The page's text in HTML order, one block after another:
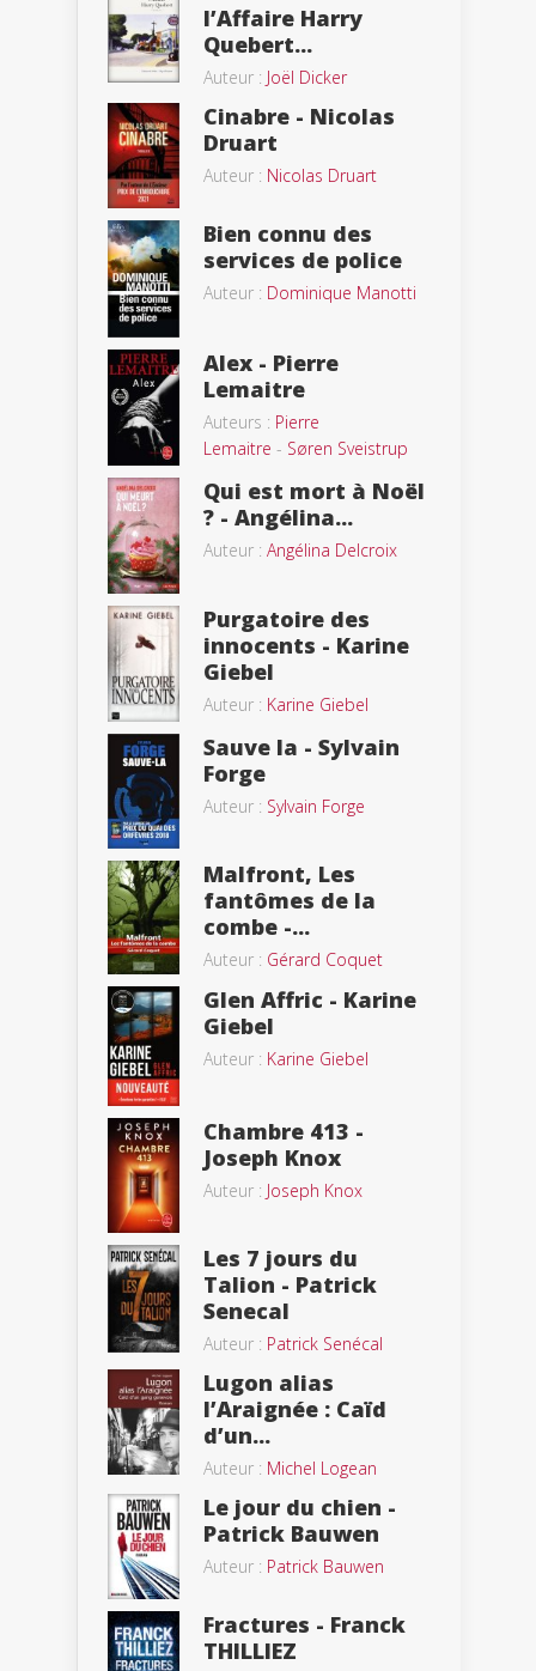
l’Affaire Harry
Quebert...
Auteur : Joël Dicker
Cinabre - Nicolas
Druart
Auteur : Nicolas Druart
Bien connu des
services de police
Auteur : Dominique Manotti
Alex - Pierre
Lemaitre
Auteurs : Pierre
Lemaitre - Søren Sveistrup
Qui est mort à Noël
? - Angélina...
Auteur : Angélina Delcroix
Purgatoire des
innocents - Karine
Giebel
Auteur : Karine Giebel
Sauve la - Sylvain
Forge
Auteur : Sylvain Forge
Malfront, Les
fantômes de la
combe -...
Auteur : Gérard Coquet
Glen Affric - Karine
Giebel
Auteur : Karine Giebel
Chambre 413 -
Joseph Knox
Auteur : Joseph Knox
Les 7 jours du
Talion - Patrick
Senecal
Auteur : Patrick Senécal
Lugon alias
l’Araignée : Caïd
d’un...
Auteur : Michel Logean
Le jour du chien -
Patrick Bauwen
Auteur : Patrick Bauwen
Fractures - Franck
THILLIEZ